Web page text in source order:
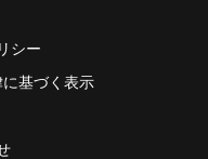
シー
基づく表示